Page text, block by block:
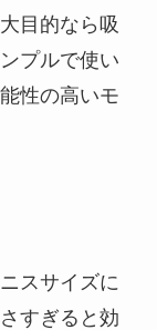
目的なら吸
プルで使い
性の高いモ
スサイズに
すぎると効